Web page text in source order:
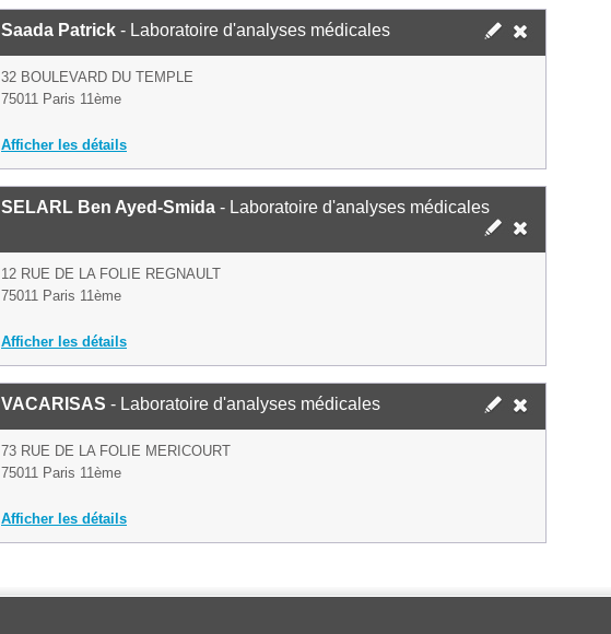
Saada Patrick - Laboratoire d'analyses médicales
32 BOULEVARD DU TEMPLE
75011 Paris 11ème
Afficher les détails
SELARL Ben Ayed-Smida - Laboratoire d'analyses médicales
12 RUE DE LA FOLIE REGNAULT
75011 Paris 11ème
Afficher les détails
VACARISAS - Laboratoire d'analyses médicales
73 RUE DE LA FOLIE MERICOURT
75011 Paris 11ème
Afficher les détails